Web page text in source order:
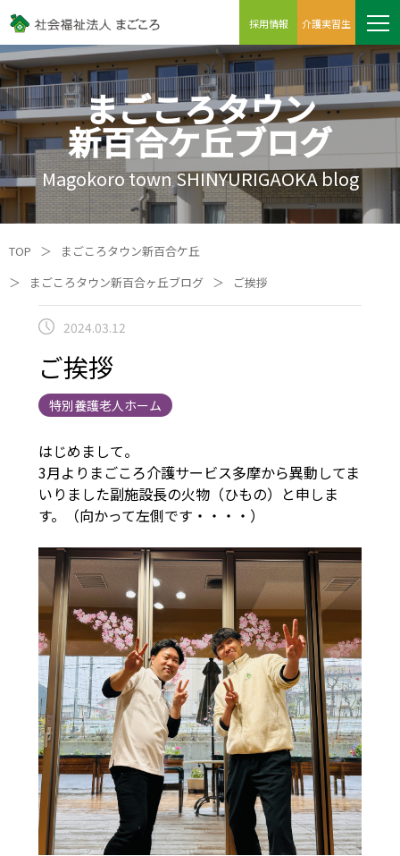
採用情報 介護実習生
まごころタウン
新百合ケ丘ブログ
Magokoro town SHINYURIGAOKA blog
TOP ＞
まごころタウン新百合ケ丘
＞
まごころタウン新百合ヶ丘ブログ ＞ ご挨拶
2024.03.12
ご挨拶
特別養護老人ホーム
はじめまして。
3月よりまごころ介護サービス多摩から異動してま
いりました副施設長の火物（ひもの）と申しま
す。（向かって左側です・・・・）